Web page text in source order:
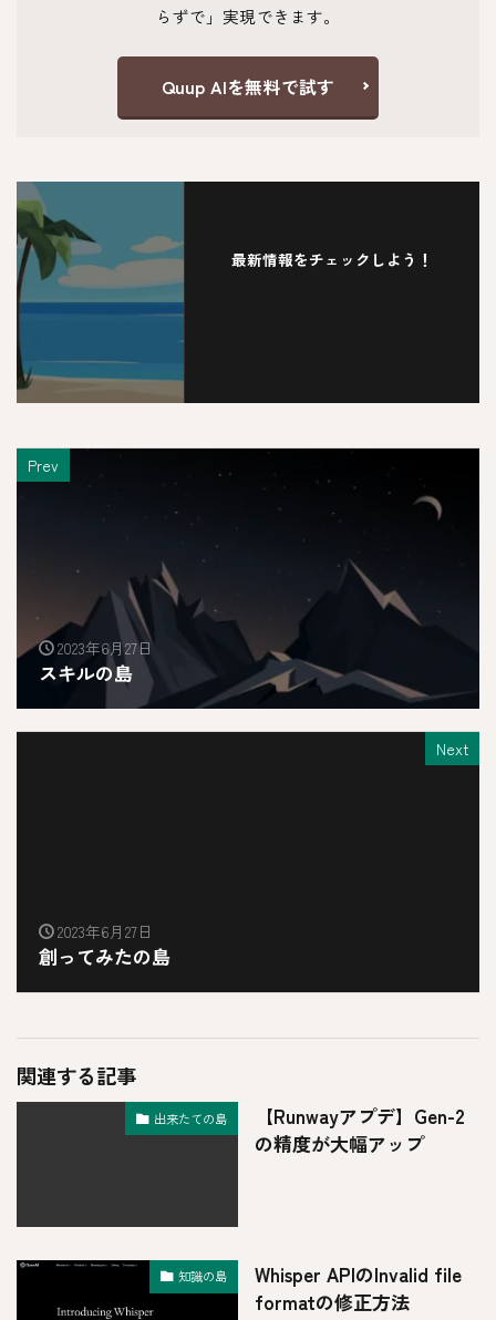
らずで」実現できます。
Quup AIを無料で試す
最新情報をチェックしよう！
Prev
2023年6月27日
スキルの島
Next
2023年6月27日
創ってみたの島
関連する記事
出来たての島
【Runwayアプデ】Gen-2
の精度が大幅アップ
知識の島
Whisper APIのInvalid file
formatの修正方法